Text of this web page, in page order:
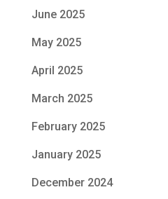
June 2025
May 2025
April 2025
March 2025
February 2025
January 2025
December 2024